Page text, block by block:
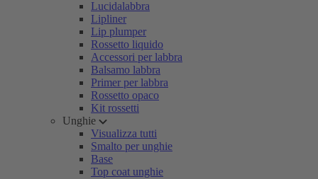
Lucidalabbra
Lipliner
Lip plumper
Rossetto liquido
Accessori per labbra
Balsamo labbra
Primer per labbra
Rossetto opaco
Kit rossetti
Unghie
Visualizza tutti
Smalto per unghie
Base
Top coat unghie